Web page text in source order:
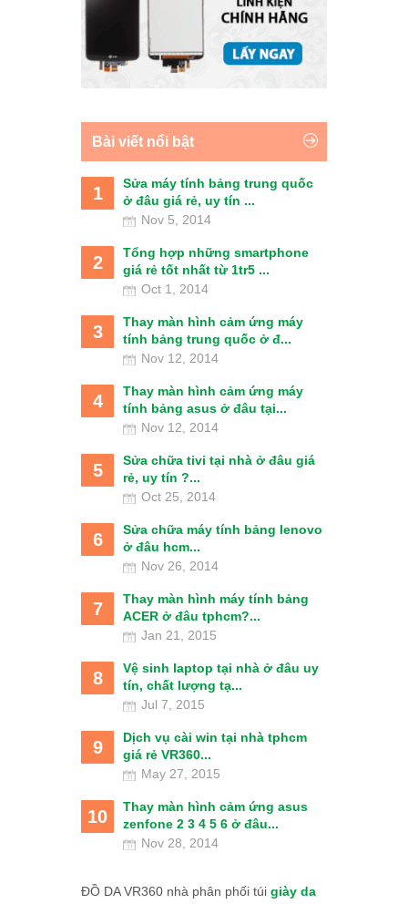
Bài viết nổi bật
1
Sửa máy tính bảng trung quốc
ở đâu giá rẻ, uy tín ...
Nov 5, 2014
2
Tổng hợp những smartphone
giá rẻ tốt nhất từ 1tr5 ...
Oct 1, 2014
3
Thay màn hình cảm ứng máy
tính bảng trung quốc ở đ...
Nov 12, 2014
4
Thay màn hình cảm ứng máy
tính bảng asus ở đâu tại...
Nov 12, 2014
5
Sửa chữa tivi tại nhà ở đâu giá
rẻ, uy tín ?...
Oct 25, 2014
6
Sửa chữa máy tính bảng lenovo
ở đâu hcm...
Nov 26, 2014
7
Thay màn hình máy tính bảng
ACER ở đâu tphcm?...
Jan 21, 2015
8
Vệ sinh laptop tại nhà ở đâu uy
tín, chất lượng tạ...
Jul 7, 2015
9
Dịch vụ cài win tại nhà tphcm
giá rẻ VR360...
May 27, 2015
10
Thay màn hình cảm ứng asus
zenfone 2 3 4 5 6 ở đâu...
Nov 28, 2014
ĐỒ DA VR360 nhà phân phối túi giày da